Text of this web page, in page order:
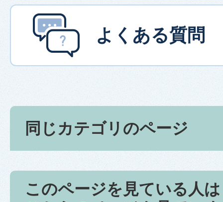
よくある質問
同じカテゴリのページ
このページを見ている人は